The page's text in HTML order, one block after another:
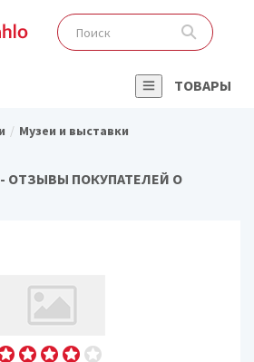
ТОВАРЫ
Музеи и выставки
ОТЗЫВЫ ПОКУПАТЕЛЕЙ О